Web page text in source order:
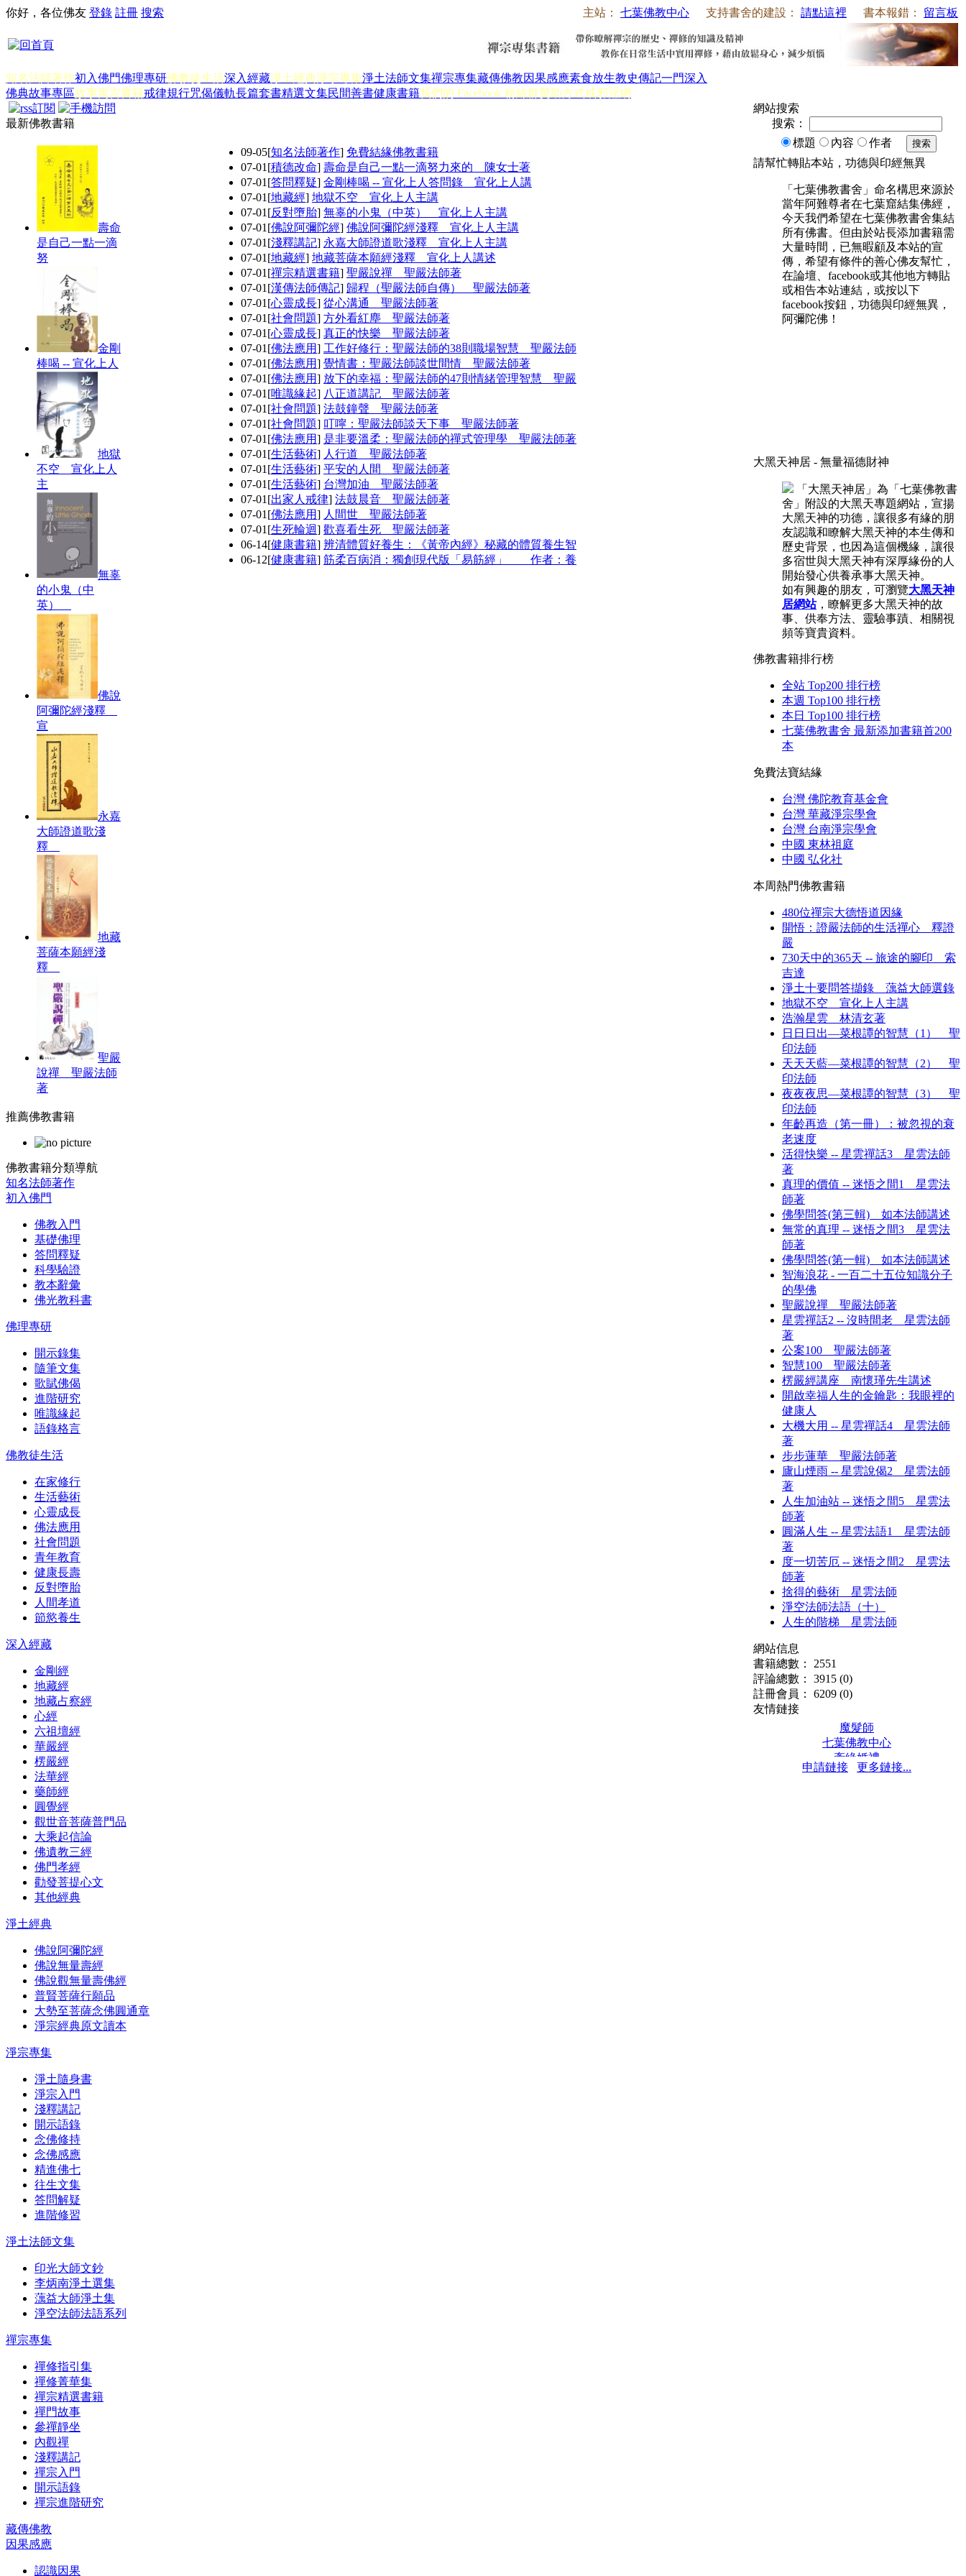
主站： 七葉佛教中心 支持書舍的建設： 請點這裡 書本報錯： 留言板
你好，各位佛友 登錄 註冊 搜索
知名法師著作初入佛門佛理專研佛教徒生活深入經藏淨土經典淨宗專集淨土法師文集禪宗專集藏傳佛教因果感應素食放生教史傳記一門深入
佛典故事專區故事寓言書籍戒律規行咒偈儀軌長篇套書精選文集民間善書健康書籍我們的 Facebook 粉絲群贊助方式戒邪淫網
最新佛教書籍
壽命
是自己一點一滴
努
金剛
棒喝 -- 宣化上人
地獄
不空 宣化上人
主
無辜
的小鬼（中
英）
佛說
阿彌陀經淺釋
宣
永嘉
大師證道歌淺
釋
地藏
菩薩本願經淺
釋
聖嚴
說禪 聖嚴法師
著
09-05[知名法師著作] 免費結緣佛教書籍
07-01 [積德改命] 壽命是自己一點一滴努力來的 陳女士著
07-01 [答問釋疑] 金剛棒喝 -- 宣化上人答問錄 宣化上人講
07-01 [地藏經] 地獄不空 宣化上人主講
07-01 [反對墮胎] 無辜的小鬼（中英） 宣化上人主講
07-01 [佛說阿彌陀經] 佛說阿彌陀經淺釋 宣化上人主講
07-01 [淺釋講記] 永嘉大師證道歌淺釋 宣化上人主講
07-01 [地藏經] 地藏菩薩本願經淺釋 宣化上人講述
07-01 [禪宗精選書籍] 聖嚴說禪 聖嚴法師著
07-01 [漢傳法師傳記] 歸程（聖嚴法師自傳） 聖嚴法師著
07-01 [心靈成長] 從心溝通 聖嚴法師著
07-01 [社會問題] 方外看紅塵 聖嚴法師著
07-01 [心靈成長] 真正的快樂 聖嚴法師著
07-01 [佛法應用] 工作好修行：聖嚴法師的38則職場智慧 聖嚴法師
07-01 [佛法應用] 覺情書：聖嚴法師談世間情 聖嚴法師著
07-01 [佛法應用] 放下的幸福：聖嚴法師的47則情緒管理智慧 聖嚴
07-01 [唯識緣起] 八正道講記 聖嚴法師著
07-01 [社會問題] 法鼓鐘聲 聖嚴法師著
07-01 [社會問題] 叮嚀：聖嚴法師談天下事 聖嚴法師著
07-01 [佛法應用] 是非要溫柔：聖嚴法師的禪式管理學 聖嚴法師著
07-01 [生活藝術] 人行道 聖嚴法師著
07-01 [生活藝術] 平安的人間 聖嚴法師著
07-01 [生活藝術] 台灣加油 聖嚴法師著
07-01 [出家人戒律] 法鼓晨音 聖嚴法師著
07-01 [佛法應用] 人間世 聖嚴法師著
07-01 [生死輪迴] 歡喜看生死 聖嚴法師著
06-14[健康書籍] 辨清體質好養生：《黃帝內經》秘藏的體質養生智
06-12[健康書籍] 筋柔百病消：獨創現代版「易筋經」 作者：養
推薦佛教書籍
佛教書籍分類導航
知名法師著作
初入佛門
佛教入門
基礎佛理
答問釋疑
科學驗證
教本辭彙
佛光教科書
佛理專研
開示錄集
隨筆文集
歌賦佛偈
進階研究
唯識緣起
語錄格言
佛教徒生活
在家修行
生活藝術
心靈成長
佛法應用
社會問題
青年教育
健康長壽
反對墮胎
人間孝道
節慾養生
深入經藏
金剛經
地藏經
地藏占察經
心經
六祖壇經
華嚴經
楞嚴經
法華經
藥師經
圓覺經
觀世音菩薩普門品
大乘起信論
佛遺教三經
佛門孝經
勸發菩提心文
其他經典
淨土經典
佛說阿彌陀經
佛說無量壽經
佛說觀無量壽佛經
普賢菩薩行願品
大勢至菩薩念佛圓通章
淨宗經典原文讀本
淨宗專集
淨土隨身書
淨宗入門
淺釋講記
開示語錄
念佛修持
念佛感應
精進佛七
往生文集
答問解疑
進階修習
淨土法師文集
印光大師文鈔
李炳南淨土選集
蕅益大師淨土集
淨空法師法語系列
禪宗專集
禪修指引集
禪修菁華集
禪宗精選書籍
禪門故事
參禪靜坐
內觀禪
淺釋講記
禪宗入門
開示語錄
禪宗進階研究
藏傳佛教
因果感應
認識因果
網站搜索
搜索：
標題
內容 作者 搜索
請幫忙轉貼本站，功德與印經無異
「七葉佛教書舍」命名構思來源於
當年阿難尊者在七葉窟結集佛經，
今天我們希望在七葉佛教書舍集結
所有佛書。但由於站長添加書籍需
大量時間，已無暇顧及本站的宣
傳，希望有條件的善心佛友幫忙，
在論壇、facebook或其他地方轉貼
或相告本站連結，或按以下
facebook按鈕，功德與印經無異，
阿彌陀佛！
大黑天神居 - 無量福德財神
「大黑天神居」為「七葉佛教書
舍」附設的大黑天專題網站，宣揚
大黑天神的功德，讓很多有緣的朋
友認識和瞭解大黑天神的本生傳和
歷史背景，也因為這個機緣，讓很
多宿世與大黑天神有深厚緣份的人
開始發心供養承事大黑天神。
如有興趣的朋友，可瀏覽大黑天神
居網站，瞭解更多大黑天神的故
事、供奉方法、靈驗事蹟、相關視
頻等寶貴資料。
佛教書籍排行榜
全站 Top200 排行榜
本週 Top100 排行榜
本日 Top100 排行榜
七葉佛教書舍 最新添加書籍首200
本
免費法寶結緣
台灣 佛陀教育基金會
台灣 華藏淨宗學會
台灣 台南淨宗學會
中國 東林祖庭
中國 弘化社
本周熱門佛教書籍
480位禪宗大德悟道因緣
開悟：證嚴法師的生活禪心 釋證
嚴
730天中的365天 -- 旅途的腳印 索
吉達
淨土十要問答擷錄 蕅益大師選錄
地獄不空 宣化上人主講
浩瀚星雲 林清玄著
日日日出—菜根譚的智慧（1） 聖
印法師
天天天藍—菜根譚的智慧（2） 聖
印法師
夜夜夜思—菜根譚的智慧（3） 聖
印法師
年齡再造（第一冊）：被忽視的衰
老速度
活得快樂 -- 星雲禪話3 星雲法師
著
真理的價值 -- 迷悟之間1 星雲法
師著
佛學問答(第三輯) 如本法師講述
無常的真理 -- 迷悟之間3 星雲法
師著
佛學問答(第一輯) 如本法師講述
智海浪花 - 一百二十五位知識分子
的學佛
聖嚴說禪 聖嚴法師著
星雲禪話2 -- 沒時間老 星雲法師
著
公案100 聖嚴法師著
智慧100 聖嚴法師著
楞嚴經講座 南懷瑾先生講述
開啟幸福人生的金鑰匙：我眼裡的
健康人
大機大用 -- 星雲禪話4 星雲法師
著
步步蓮華 聖嚴法師著
廬山煙雨 -- 星雲說偈2 星雲法師
著
人生加油站 -- 迷悟之間5 星雲法
師著
圓滿人生 -- 星雲法語1 星雲法師
著
度一切苦厄 -- 迷悟之間2 星雲法
師著
捨得的藝術 星雲法師
淨空法師法語（十）
人生的階梯 星雲法師
網站信息
書籍總數： 2551
評論總數： 3915 (0)
註冊會員： 6209 (0)
友情鏈接
魔髮師
七葉佛教中心
牽緣婚禮
保髮堂
申請鏈接 更多鏈接...